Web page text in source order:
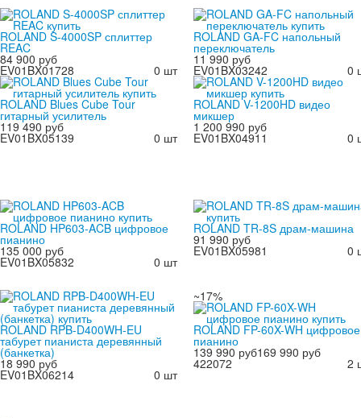
ROLAND S-4000SP сплиттер
REAC
84 900 руб
0 шт
EV01BX01728
ROLAND GA-FC напольный
переключатель
11 990 руб
0
EV01BX03242
ROLAND Blues Cube Tour
гитарный усилитель
119 490 руб
0 шт
EV01BX05139
ROLAND V-1200HD видео
микшер
1 200 990 руб
0
EV01BX04911
ROLAND HP603-ACB цифровое
пианино
135 000 руб
0 шт
EV01BX05832
ROLAND TR-8S драм-машина
91 990 руб
0
EV01BX05981
ROLAND RPB-D400WH-EU
табурет пианиста деревянный
(банкетка)
18 990 руб
0 шт
EV01BX06214
~17%
ROLAND FP-60X-WH цифровое
пианино
139 990 руб169 990 руб
2
422072